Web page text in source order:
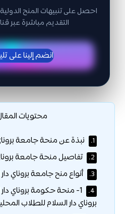
احصل على تنبيهات المنح
التقديم مباشرة عبر
انضم إلينا على
محتويات
1. نبذة عن منحة جامعة
2. تفاصيل منحة جامعة
3. أنواع منح جامعة بروناي
4.
1- منحة حكومة بروناي
بروناي دار السلام للطلاب